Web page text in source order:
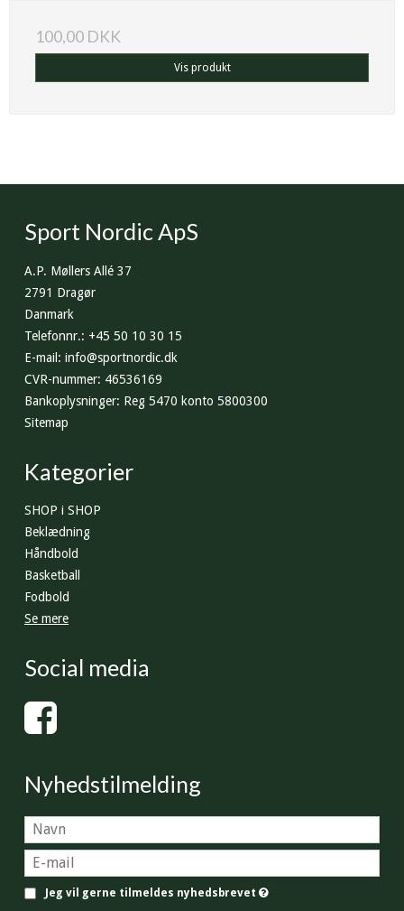
100,00 DKK
Vis produkt
Sport Nordic ApS
A.P. Møllers Allé 37
2791 Dragør
Danmark
Telefonnr.: +45 50 10 30 15
E-mail : info@sportnordic.dk
CVR-nummer: 46536169
Bankoplysninger: Reg 5470 konto 5800300
Sitemap
Kategorier
SHOP i SHOP
Beklædning
Håndbold
Basketball
Fodbold
Se mere
Social media
Nyhedstilmelding
Jeg vil gerne tilmeldes nyhedsbrevet